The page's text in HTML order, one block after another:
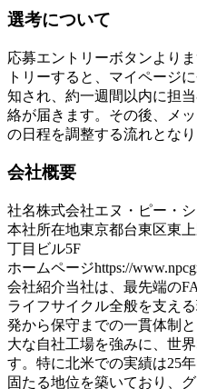
選考について
応募エントリーボタンより
トリーすると、マイページ
知され、約一週間以内に担
絡が届きます。その後、メ
の日程を調整する流れとなり
会社概要
社名株式会社エヌ・ピー・
本社所在地東京都台東区東
丁目ビル5F
ホームページhttps://
会社紹介当社は、最先端の
ライフサイクル全般を支え
発から保守までの一貫体制
大な自社工場を強みに、世
す。特に北米での実績は25
固たる地位を築いており、